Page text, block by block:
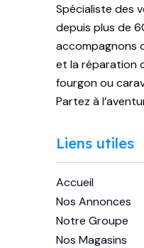
Spécialiste des
depuis plus de
accompagnons
et la réparation
fourgon ou
Partez à
Liens utiles
Accueil
Nos Annonces
Notre Groupe
Nos Magasins